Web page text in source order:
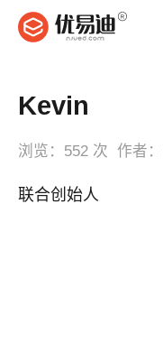
Kevin
浏览： 552 次 作者：
联合创始人